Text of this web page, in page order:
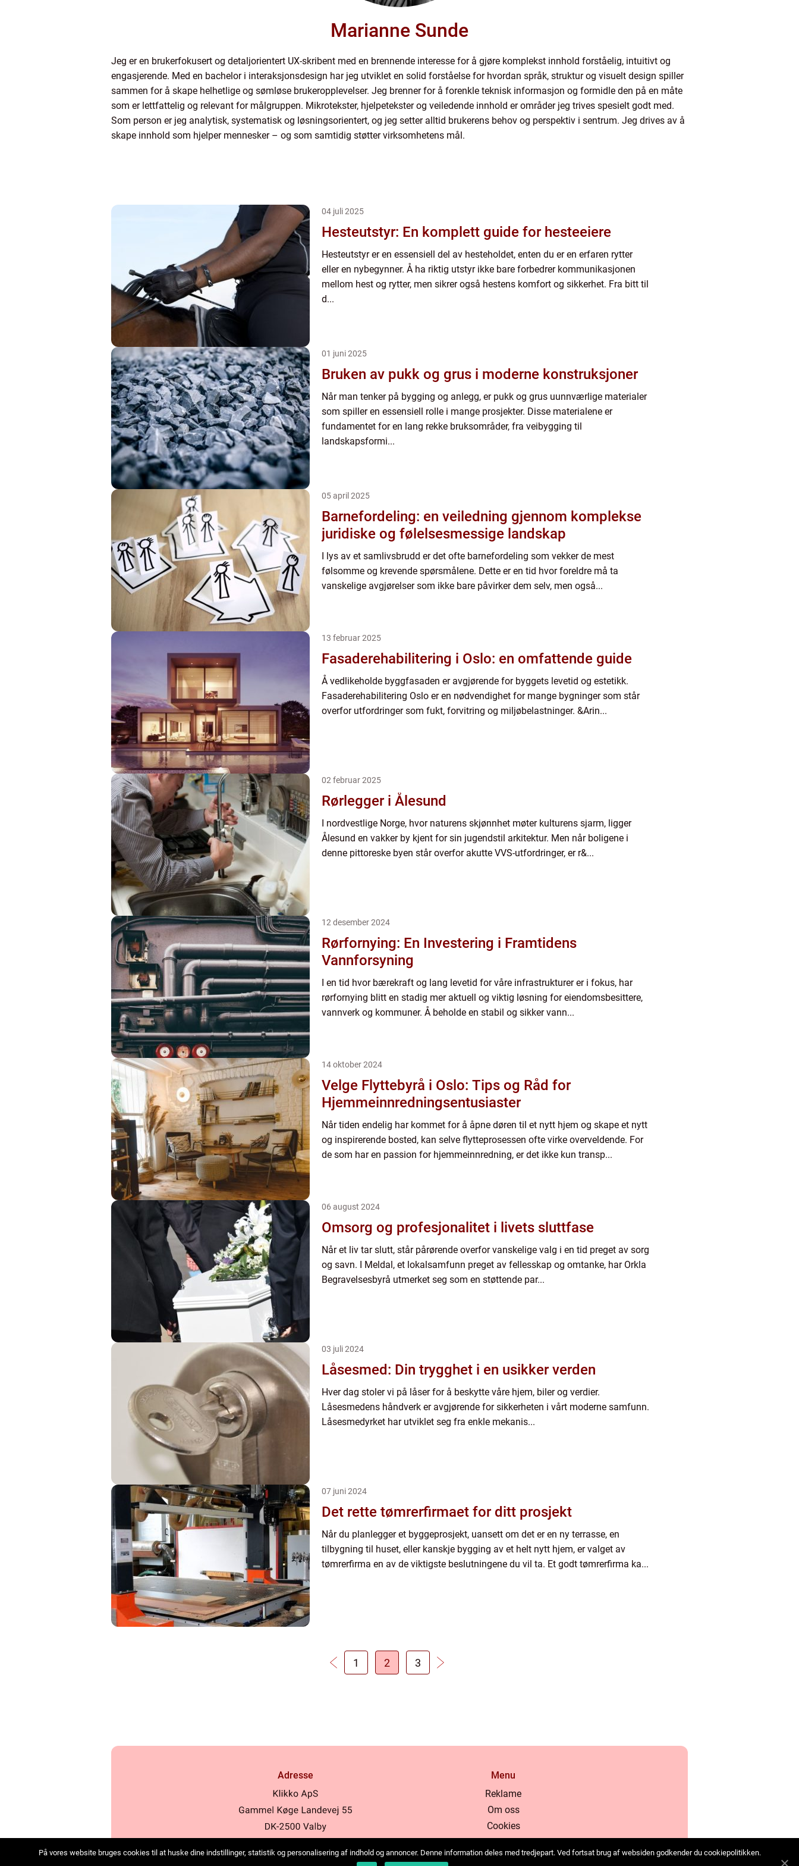
Marianne Sunde
Jeg er en brukerfokusert og detaljorientert UX-skribent med en brennende interesse for å gjøre komplekst innhold forståelig, intuitivt og
engasjerende. Med en bachelor i interaksjonsdesign har jeg utviklet en solid forståelse for hvordan språk, struktur og visuelt design spiller
sammen for å skape helhetlige og sømløse brukeropplevelser. Jeg brenner for å forenkle teknisk informasjon og formidle den på en måte
som er lettfattelig og relevant for målgruppen. Mikrotekster, hjelpetekster og veiledende innhold er områder jeg trives spesielt godt med.
Som person er jeg analytisk, systematisk og løsningsorientert, og jeg setter alltid brukerens behov og perspektiv i sentrum. Jeg drives av å
skape innhold som hjelper mennesker – og som samtidig støtter virksomhetens mål.
04 juli 2025
Hesteutstyr: En komplett guide for hesteeiere
Hesteutstyr er en essensiell del av hesteholdet, enten du er en erfaren rytter
eller en nybegynner. Å ha riktig utstyr ikke bare forbedrer kommunikasjonen
mellom hest og rytter, men sikrer også hestens komfort og sikkerhet. Fra bitt til
d...
01 juni 2025
Bruken av pukk og grus i moderne konstruksjoner
Når man tenker på bygging og anlegg, er pukk og grus uunnværlige materialer
som spiller en essensiell rolle i mange prosjekter. Disse materialene er
fundamentet for en lang rekke bruksområder, fra veibygging til
landskapsformi...
05 april 2025
Barnefordeling: en veiledning gjennom komplekse
juridiske og følelsesmessige landskap
I lys av et samlivsbrudd er det ofte barnefordeling som vekker de mest
følsomme og krevende spørsmålene. Dette er en tid hvor foreldre må ta
vanskelige avgjørelser som ikke bare påvirker dem selv, men også...
13 februar 2025
Fasaderehabilitering i Oslo: en omfattende guide
Å vedlikeholde byggfasaden er avgjørende for byggets levetid og estetikk.
Fasaderehabilitering Oslo er en nødvendighet for mange bygninger som står
overfor utfordringer som fukt, forvitring og miljøbelastninger. &Arin...
02 februar 2025
Rørlegger i Ålesund
I nordvestlige Norge, hvor naturens skjønnhet møter kulturens sjarm, ligger
Ålesund en vakker by kjent for sin jugendstil arkitektur. Men når boligene i
denne pittoreske byen står overfor akutte VVS-utfordringer, er r&...
12 desember 2024
Rørfornying: En Investering i Framtidens
Vannforsyning
I en tid hvor bærekraft og lang levetid for våre infrastrukturer er i fokus, har
rørfornying blitt en stadig mer aktuell og viktig løsning for eiendomsbesittere,
vannverk og kommuner. Å beholde en stabil og sikker vann...
14 oktober 2024
Velge Flyttebyrå i Oslo: Tips og Råd for
Hjemmeinnredningsentusiaster
Når tiden endelig har kommet for å åpne døren til et nytt hjem og skape et nytt
og inspirerende bosted, kan selve flytteprosessen ofte virke overveldende. For
de som har en passion for hjemmeinnredning, er det ikke kun transp...
06 august 2024
Omsorg og profesjonalitet i livets sluttfase
Når et liv tar slutt, står pårørende overfor vanskelige valg i en tid preget av sorg
og savn. I Meldal, et lokalsamfunn preget av fellesskap og omtanke, har Orkla
Begravelsesbyrå utmerket seg som en støttende par...
03 juli 2024
Låsesmed: Din trygghet i en usikker verden
Hver dag stoler vi på låser for å beskytte våre hjem, biler og verdier.
Låsesmedens håndverk er avgjørende for sikkerheten i vårt moderne samfunn.
Låsesmedyrket har utviklet seg fra enkle mekanis...
07 juni 2024
Det rette tømrerfirmaet for ditt prosjekt
Når du planlegger et byggeprosjekt, uansett om det er en ny terrasse, en
tilbygning til huset, eller kanskje bygging av et helt nytt hjem, er valget av
tømrerfirma en av de viktigste beslutningene du vil ta. Et godt tømrerfirma ka...
1 2 3
Adresse
web: www.klikko.dk
Menu
Reklame
Om oss
Cookies
Kontakt Oss
Sitemap
På vores website bruges cookies til at huske dine indstillinger, statistik og personalisering af indhold og annoncer. Denne information deles med tredjepart. Ved fortsat brug af websiden godkender du cookiepolitikken.